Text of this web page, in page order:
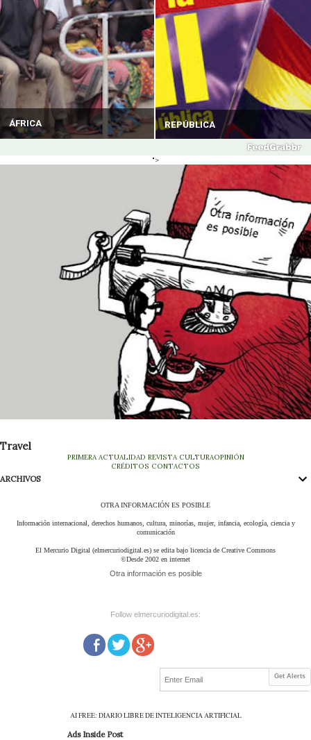
ÁFRICA REPÚBLICA
">
Travel
PRIMERA ACTUALIDAD REVISTA CULTURAOPINIÓN
CRÉDITOS CONTACTOS
ARCHIVOS
OTRA INFORMACIÓN ES POSIBLE
Información internacional, derechos humanos, cultura, minorías, mujer, infancia, ecología, ciencia y
comunicación
El Mercurio Digital (elmercuriodigital.es) se edita bajo licencia de Creative Commons
©Desde 2002 en internet
Otra información es posible
Follow elmercuriodigital.es:
Get Alerts
AI FREE: DIARIO LIBRE DE INTELIGENCIA ARTIFICIAL
Ads Inside Post